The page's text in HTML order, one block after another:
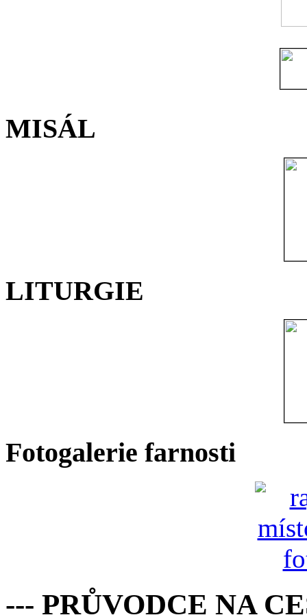
MISÁL
LITURGIE
Fotogalerie farnosti
--- PRŮVODCE NA